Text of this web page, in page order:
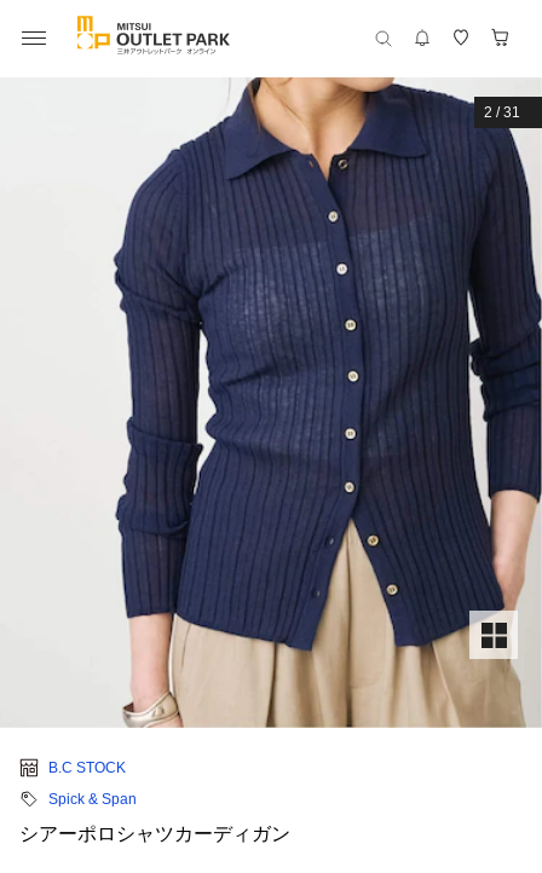
2 /31
B.C STOCK
Spick & Span
シアーポロシャツカーディガン